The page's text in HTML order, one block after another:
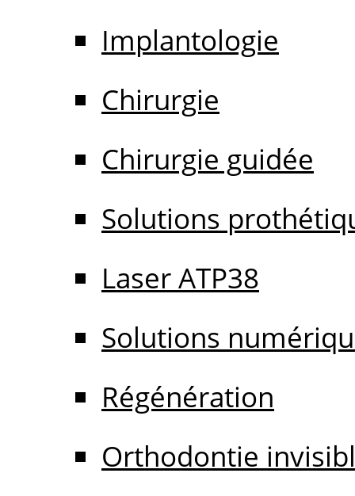
Implantologie
Chirurgie
Chirurgie guidée
Solutions
Laser ATP38
Solutions
Régénération
Orthodontie